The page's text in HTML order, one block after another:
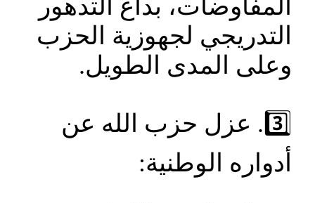
المفاوضات، بداع التدهور
التدريجي لجهوزية الحزب
وعلى المدى الطويل.
3️⃣. عزل حزب الله عن
أدواره الوطنية: